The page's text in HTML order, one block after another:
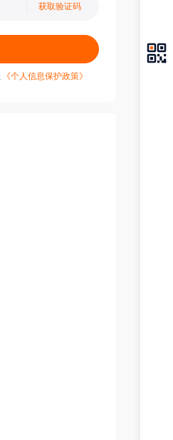
获取验证码
《个人信息保护政策》